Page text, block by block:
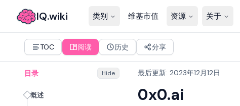
IQ.wiki 类别 维基市值 资源 关于
TOC 阅读 历史 分享
目录 Hide
概述
最后更新: 2023年12月12日
0x0.ai